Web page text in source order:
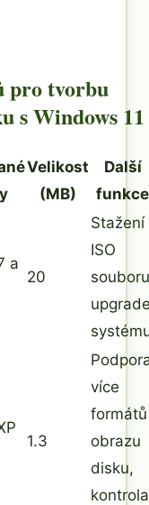
pro tvorbu
s Windows 11
Velikost
(MB)
Další
funkce
a
20
Stažení
ISO
1.3
více
formátů
obrazu
disku,
kontrola